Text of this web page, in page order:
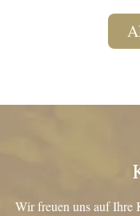
Wir freuen uns auf Ihre